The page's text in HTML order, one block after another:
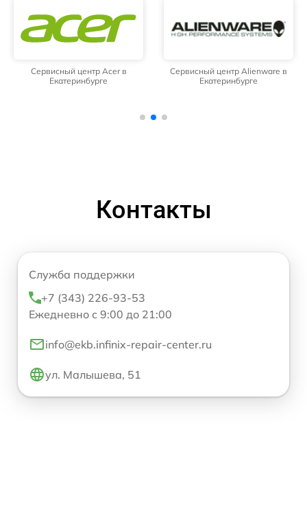
Сервисный центр Acer в
Екатеринбурге
Сервисный центр Alienware в
Екатеринбурге
Контакты
Служба поддержки
+7 (343) 226-93-53
Ежедневно с 9:00 до 21:00
info@ekb.infinix-repair-center.ru
ул. Малышева, 51